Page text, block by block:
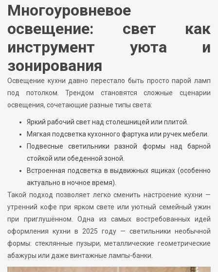
Многоуровневое
освещение: свет как
инструмент уюта и
зонирования
Освещение кухни давно перестало быть просто парой ламп
под потолком. Трендом становятся сложные сценарии
освещения, сочетающие разные типы света:
Яркий рабочий свет над столешницей или плитой.
Мягкая подсветка кухонного фартука или ручек мебели.
Подвесные светильники разной формы над барной
стойкой или обеденной зоной.
Встроенная подсветка в выдвижных ящиках (особенно
актуально в ночное время).
Такой подход позволяет легко сменить настроение кухни —
утренний кофе при ярком свете или уютный семейный ужин
при приглушённом. Одна из самых востребованных идей
оформления кухни в 2025 году — светильники необычной
формы: стеклянные пузыри, металлические геометрические
абажуры или даже винтажные лампы-банки.